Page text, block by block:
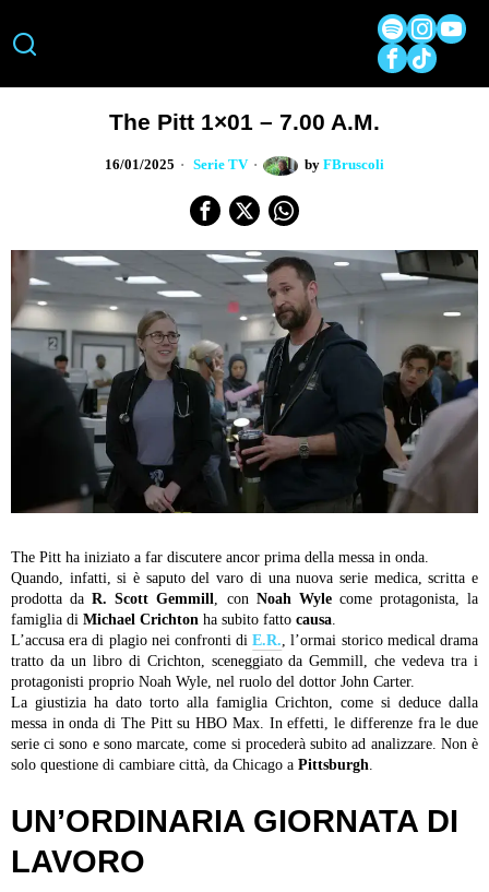
The Pitt 1×01 – 7.00 A.M.
16/01/2025 Serie TV by FBruscoli
The Pitt ha iniziato a far discutere ancor prima della messa in onda.
Quando, infatti, si è saputo del varo di una nuova serie medica, scritta e
prodotta daR. Scott Gemmill, con Noah Wylecome protagonista, la
famiglia di Michael Crichton ha subito fatto causa.
L’accusa era di plagio nei confronti diE.R., l’ormai storico medical drama
tratto da un libro di Crichton, sceneggiato da Gemmill, che vedeva tra i
protagonisti proprio Noah Wyle, nel ruolo del dottor John Carter.
La giustizia ha dato torto alla famiglia Crichton, come si deduce dalla
messa in onda di The Pitt su HBO Max. In effetti, le differenze fra le due
serie ci sono e sono marcate, come si procederà subito ad analizzare. Non è
solo questione di cambiare città, da Chicago a Pittsburgh.
UN’ORDINARIA GIORNATA DI
LAVORO